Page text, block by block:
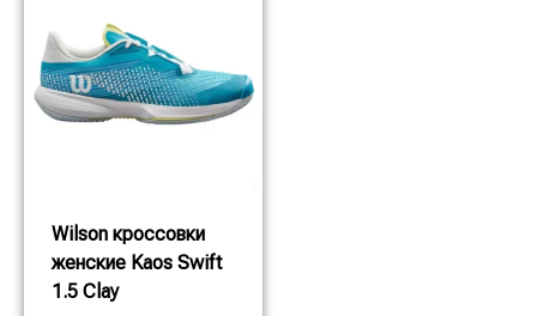
Wilson кроссовки
женские Kaos Swift
1.5 Clay